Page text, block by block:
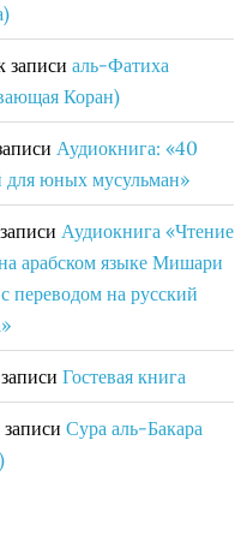
записи аль-Фатиха
Коран)
Аудиокнига: «40
для юных мусульман»
Аудиокнига «Чтение
арабском языке Мишари
переводом на русский
Гостевая книга
записи Сура аль-Бакара